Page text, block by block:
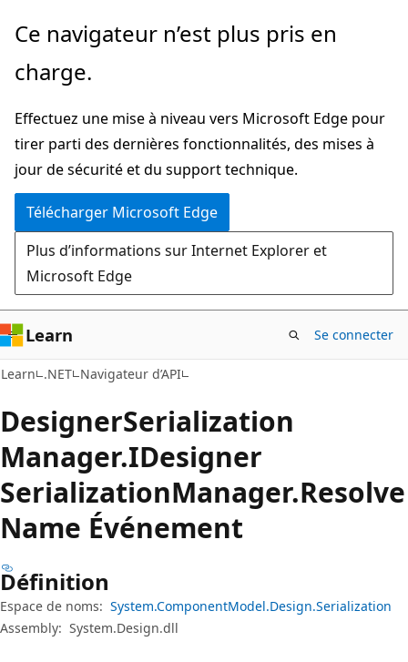
Passer
directement
au
principal
Passer
la
dans
la
page
Ce navigateur n’est plus pris en
charge.
Effectuez une mise à niveau vers Microsoft Edge pour
tirer parti des dernières fonctionnalités, des mises à
jour de sécurité et du support technique.
Télécharger Microsoft Edge
Plus d’informations sur Internet Explorer et
Microsoft Edge
Learn Se connecter
Learn .NET Navigateur d’API
DesignerSerialization
Manager.IDesigner
SerializationManager.Resolve
Name Événement
Définition
Espace de noms: System.ComponentModel.Design.Serialization
Assembly: System.Design.dll